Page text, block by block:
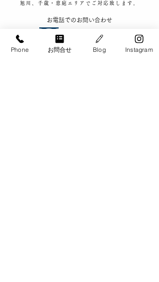
旭川、千歳・恵庭エリアで ご対応致します。
​お電話でのお問い合わせ
​0120-900-266
【お問い合わせ対応可能時間】​9:00 - 20:00
Phone お問合せ Blog Instagram